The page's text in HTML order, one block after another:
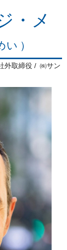
・メ
）
外取締役
㈱サン